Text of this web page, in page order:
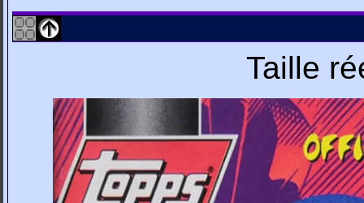
Taille